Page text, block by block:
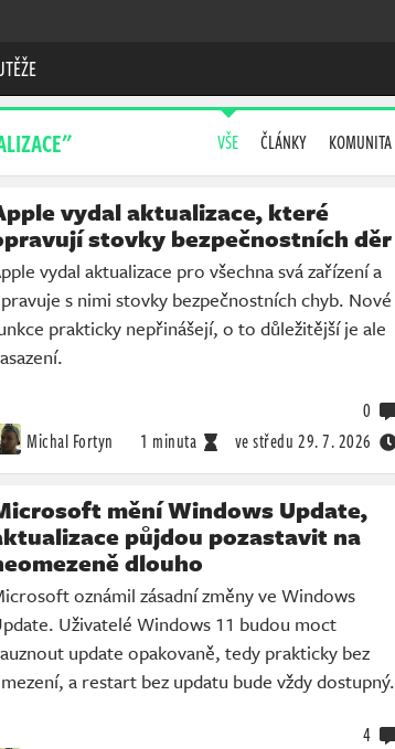
VŠE ČLÁNKY KOMUNITA
vydal aktualizace, které
stovky bezpečnostních děr
vydal aktualizace pro všechna svá zařízení a
s nimi stovky bezpečnostních chyb. Nové
prakticky nepřinášejí, o to důležitější je ale
Michal Fortyn 1 minuta ve středu 29. 7. 2026
0
mění Windows Update,
půjdou pozastavit na
dlouho
oznámil zásadní změny ve Windows
Uživatelé Windows 11 budou moct
update opakovaně, tedy prakticky bez
a restart bez updatu bude vždy dostupný.
4